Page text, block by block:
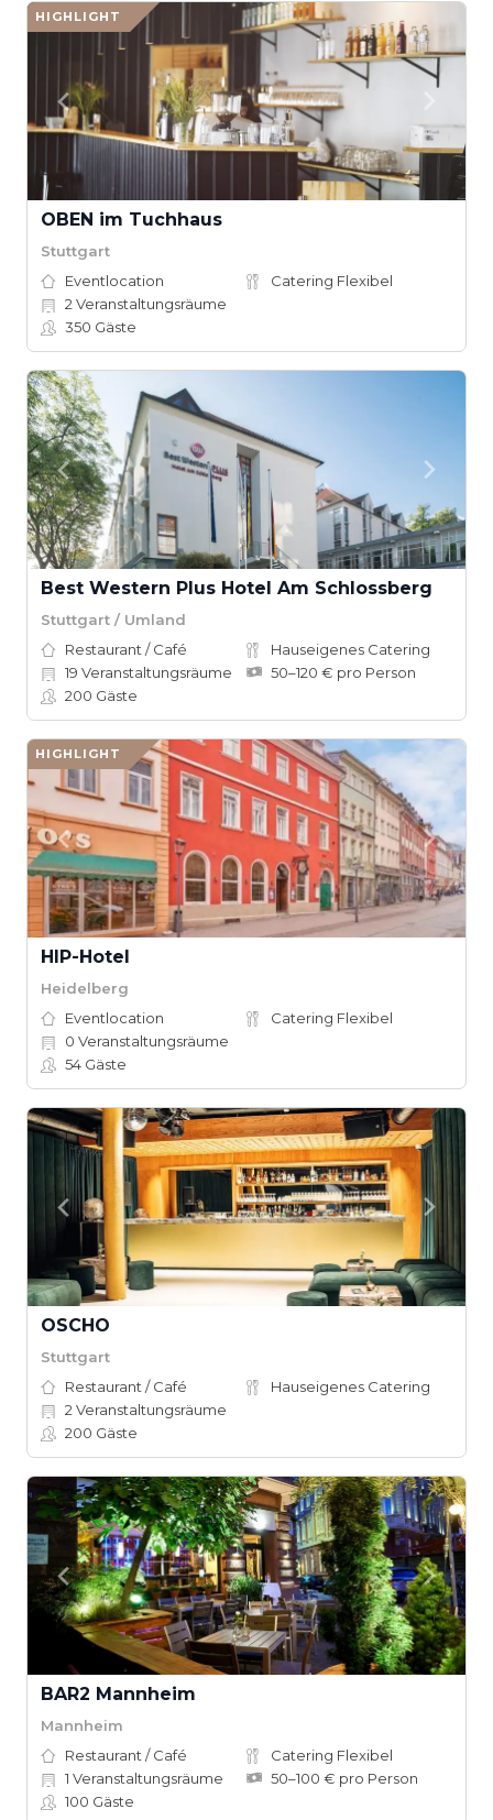
HIGHLIGHT
OBEN im Tuchhaus
Stuttgart
Eventlocation
Catering Flexibel
2 Veranstaltungsräume
350 Gäste
Best Western Plus Hotel Am Schlossberg
Stuttgart / Umland
Restaurant / Café
Hauseigenes Catering
19 Veranstaltungsräume
50–120 € pro Person
200 Gäste
HIGHLIGHT
HIP-Hotel
Heidelberg
Eventlocation
Catering Flexibel
0 Veranstaltungsräume
54 Gäste
OSCHO
Stuttgart
Restaurant / Café
Hauseigenes Catering
2 Veranstaltungsräume
200 Gäste
BAR2 Mannheim
Mannheim
Restaurant / Café
Catering Flexibel
1 Veranstaltungsräume
50–100 € pro Person
100 Gäste